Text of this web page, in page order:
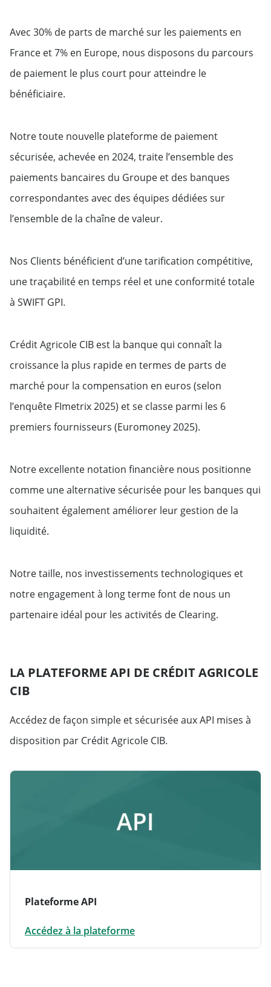
Avec 30% de parts de marché sur les paiements en
France et 7% en Europe, nous disposons du parcours
de paiement le plus court pour atteindre le
bénéficiaire.
Notre toute nouvelle plateforme de paiement
sécurisée, achevée en 2024, traite l’ensemble des
paiements bancaires du Groupe et des banques
correspondantes avec des équipes dédiées sur
l’ensemble de la chaîne de valeur.
Nos Clients bénéficient d’une tarification compétitive,
une traçabilité en temps réel et une conformité totale
à SWIFT GPI.
Crédit Agricole CIB est la banque qui connaît la
croissance la plus rapide en termes de parts de
marché pour la compensation en euros (selon
l’enquête FImetrix 2025) et se classe parmi les 6
premiers fournisseurs (Euromoney 2025).
Notre excellente notation financière nous positionne
comme une alternative sécurisée pour les banques qui
souhaitent également améliorer leur gestion de la
liquidité.
Notre taille, nos investissements technologiques et
notre engagement à long terme font de nous un
partenaire idéal pour les activités de Clearing.
LA PLATEFORME API DE CRÉDIT AGRICOLE
CIB
Accédez de façon simple et sécurisée aux API mises à
disposition par Crédit Agricole CIB.
Plateforme API
Accédez à la plateforme